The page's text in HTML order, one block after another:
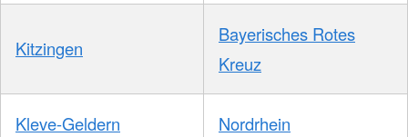
Kitzingen
Bayerisches Rotes
Kreuz
Kleve-Geldern Nordrhein